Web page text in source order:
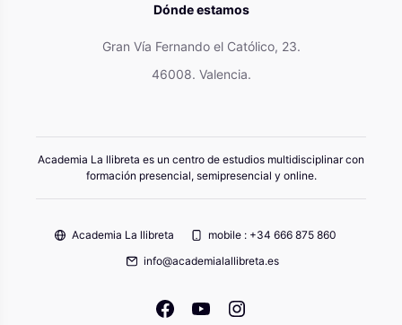
Dónde estamos
Gran Vía Fernando el Católico, 23.
46008. Valencia.
Academia La llibreta es un centro de estudios multidisciplinar con
formación presencial, semipresencial y online.
Academia La llibreta
mobile : +34 666 875 860
info@academialallibreta.es